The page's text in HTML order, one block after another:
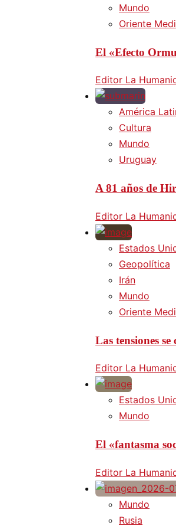
Mundo
Oriente
El «Efecto
Editor La
América
Cultura
Mundo
Uruguay
A 81 años de
Editor La
Estados
Geopolítica
Irán
Mundo
Oriente
Las tensiones
Editor La
Estados
Mundo
El «fantasma
Editor La
Mundo
Rusia